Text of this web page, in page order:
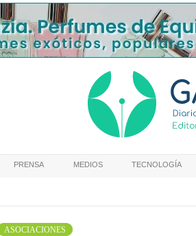
PRENSA MEDIOS TECNOLOGÍA
ASOCIACIONES